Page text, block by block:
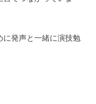
に発声と一緒に演技勉